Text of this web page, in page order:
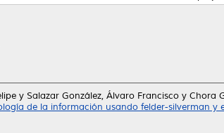
y Salazar González, Álvaro Francisco y Chora
de la información usando felder-silverman y